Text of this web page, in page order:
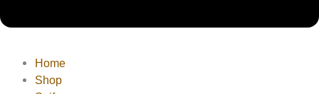
Home
Shop